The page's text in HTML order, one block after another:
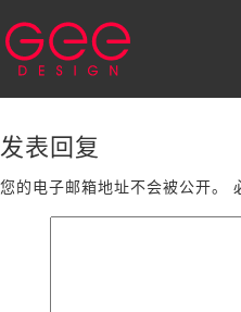
发表回复
您的电子邮箱地址不会被公开。